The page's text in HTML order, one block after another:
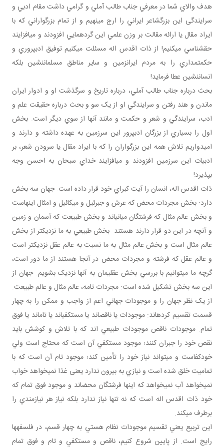
هدف والاي شما در معرفي جناب طالب آملي و گرامي داشت مقام ادبي و
سرايندگی اين بزرگ شاعر ايراني را ارج مي نهيم و از تمام بزرگواراني که با
ايراد مقال يا ارائه مقالت بر وزن علمي اين گردهمايي افزودند و مي افزايند
حق شناسي مي کنيم! از ذات اقدس اله مسئلت مي کنيم توفيق ادب پروري و
حکمت مداري را به مردم ايران زمين و ساير مناطق مسلمان نشين بلکه
انسان نشين عطا فرمايد!
بحث درباره جناب طالب آملي، درباره تاريخ و سرگذشت او و ادوار ايران
ماندن و هند رفتن و سرايندگي او از يک سو و بحث درباره حقيقت علم و
ادب، سرايندگي و شعر و حکمت و مانند آنها از سوي ديگر است. بخش
اول را بسياري از بزرگان ادب پرور اين سرزمين به عهده داشته و دارند و
اميدواريم تلاش همه اين بزرگواران را که با ايراد مقال يا سرودن شعر، بر
ادبيات اين سرزمين افزودند و مي افزايند خداي سبحان به احسن وجه
بپذيرد!
ذات اقدس اله، انسان را آيت کبراي خود قرار داده است. جهان سه بخش
دارد: بخش مجردات محض که عرش و جبرئيل و ميکائيل و امثال اينهاست
و بخش عالم مثال که فرشتگان مياني اند و بخش طبيعت که آسمان و زمين
و آنچه در اين دو قرار دارند هستند. بخش طبيعي به ما نزديک تر از بخش
عالم مثال است و بخش عالم مثال به ما نسبت به عالم عقل نزديک تر است
و عالم عقل که فرشته و مجردات محض در آنجا هستند از ما دور است،
گرچه ما مي توانيم با بررسي بخش عقلي مان به آنها نزديک بشويم. جهان از
اين سه بخش تشکيل شده است: مجردات تامه، عالم مثال و عالم طبيعت.
از يک نظر جهان را و موجودات جهاني اعم از واجب و ممکن را به چهار
قسمت تقسيم کرده اند: موجودات يا ناقص اند يا مستکفي اند يا تام اند يا فوق
تمام. موجودات ناقص موجودات طبيعي اند که با تلاش و کوشش بايد
نقص خود را جبران کنند؛ موجود مستکفي آن است که محتاج است ولي
خودکفاست و مي تواند نياز خود را تأمين کند؛ موجود تام آن است که با
تماميت خلق شده است و نيازي به بيرون ندارد يعنی غذا نمي خواهد خواب
نمي خواهد آب نمي خواهد که اينها فرشتگان محض اند و موجود فوق تمام که
خود ذات اقدس اله است که نه تنها نياز ندارد بلکه نياز هر نيازمندي را
برطرف مي کند.
اين تربيع يعني تقسيم موجودات نظام هستي به چهار قسم، در فلسفه ها
رايج است. از پايين شروع کنيم، ناقص و مستکفي و تام و فوق تمام